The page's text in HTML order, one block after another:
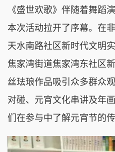
《盛世欢歌》伴随着舞蹈
本次活动拉开了序幕。在
天水南路社区新时代文明
焦家湾街道焦家湾东社区
丝珐琅作品吸引众多群众
对碰、元宵文化串讲及年
们在参与中了解元宵节的